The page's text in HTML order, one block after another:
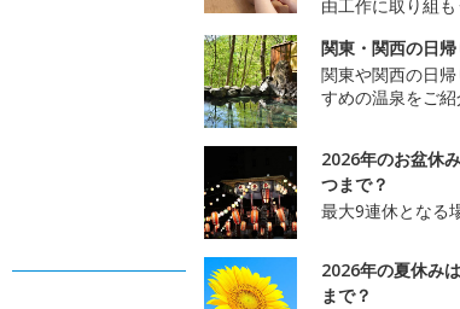
由工作に取り組も
関東・関西の日
関東や関西の日
すめの温泉をご紹
2026年のお盆休
つまで？
最大9連休となる
2026年の夏休み
まで？